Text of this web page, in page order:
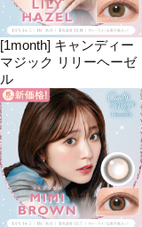
[1month] キャンディー
マジック リリーヘーゼ
ル